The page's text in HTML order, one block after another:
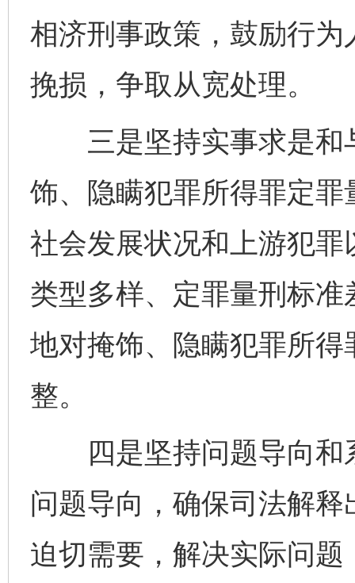
相济刑事政策，鼓励行
挽损，争取从宽处理。
三是坚持实事求是和
饰、隐瞒犯罪所得罪定
社会发展状况和上游犯
类型多样、定罪量刑标
地对掩饰、隐瞒犯罪所
整。
四是坚持问题导向和
问题导向，确保司法解
迫切需要，解决实际问